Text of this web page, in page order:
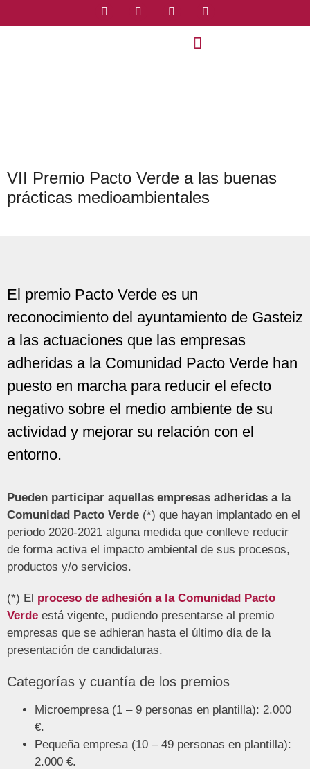
VII Premio Pacto Verde a las buenas
prácticas medioambientales
El premio Pacto Verde es un
reconocimiento del ayuntamiento de Gasteiz
a las actuaciones que las empresas
adheridas a la Comunidad Pacto Verde han
puesto en marcha para reducir el efecto
negativo sobre el medio ambiente de su
actividad y mejorar su relación con el
entorno.
Pueden participar aquellas empresas adheridas a la
Comunidad Pacto Verde (*) que hayan implantado en el
periodo 2020-2021 alguna medida que conlleve reducir
de forma activa el impacto ambiental de sus procesos,
productos y/o servicios.
(*) El proceso de adhesión a la Comunidad Pacto
Verde está vigente, pudiendo presentarse al premio
empresas que se adhieran hasta el último día de la
presentación de candidaturas.
Categorías y cuantía de los premios
Microempresa (1 – 9 personas en plantilla): 2.000
€.
Pequeña empresa (10 – 49 personas en plantilla):
2.000 €.